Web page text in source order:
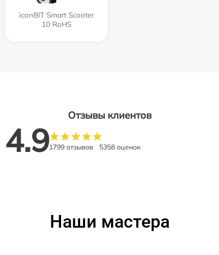
iconBIT Smart Scooter
10 RoHS
Отзывы клиентов
4.91799 отзывов 5358 оценок
Наши мастера